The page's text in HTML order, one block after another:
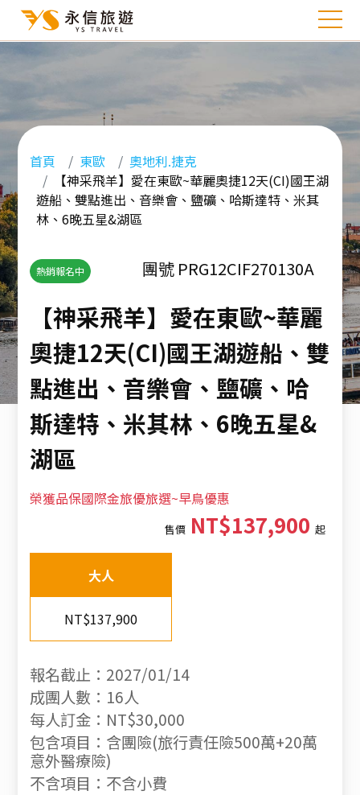
首頁 東歐
奧地利.捷克
【神采飛羊】愛在東歐~華麗奧捷12天(CI)國王湖
遊船、雙點進出、音樂會、鹽礦、哈斯達特、米其
林、6晚五星&湖區
熱銷報名中 團號 PRG12CIF270130A
【神采飛羊】愛在東歐~華麗
奧捷12天(CI)國王湖遊船、雙
點進出、音樂會、鹽礦、哈
斯達特、米其林、6晚五星&
湖區
榮獲品保國際金旅優旅選~早鳥優惠
售價NT$137,900 起
大人
NT$137,900
報名截止：2027/01/14
成團人數：16人
每人訂金：NT$30,000
包含項目：含團險(旅行責任險500萬+20萬
意外醫療險)
不含項目：不含小費